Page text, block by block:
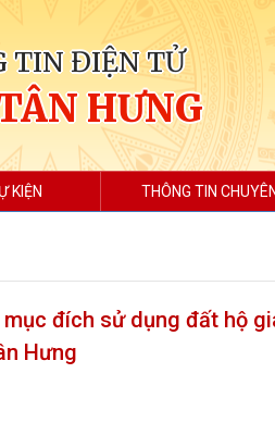
TIN ĐIỆN TỬ
HƯNG
KIỆN THÔNG TIN
đích sử dụng đất hộ
Hưng